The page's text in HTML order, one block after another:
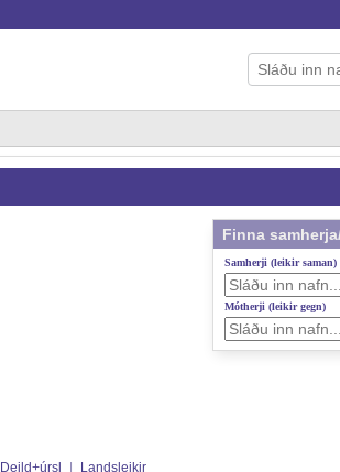
Deild+úrsl |
Landsleikir
Finna
Samherji (leikir saman)
Mótherji (leikir gegn)